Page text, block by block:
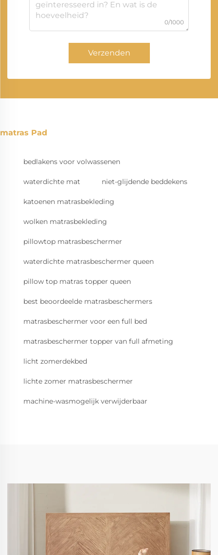
0/1000
Verzenden
matras Pad
bedlakens voor volwassenen
waterdichte mat niet-glijdende beddekens
katoenen matrasbekleding
wolken matrasbekleding
pillowtop matrasbeschermer
waterdichte matrasbeschermer queen
pillow top matras topper queen
best beoordeelde matrasbeschermers
matrasbeschermer voor een full bed
matrasbeschermer topper van full afmeting
licht zomerdekbed
lichte zomer matrasbeschermer
machine-wasmogelijk verwijderbaar